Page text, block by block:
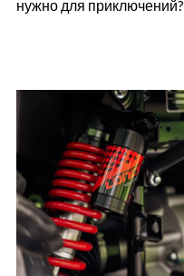
нужно для приключений?